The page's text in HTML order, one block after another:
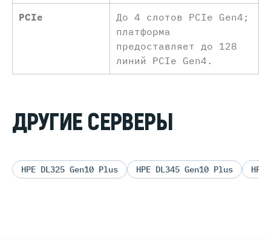
PCIe
До 4 слотов PCIe Gen4;
платформа
предоставляет до 128
линий PCIe Gen4.
ДРУГИЕ СЕРВЕРЫ
HPE DL325 Gen10 Plus HPE DL345 Gen10 Plus